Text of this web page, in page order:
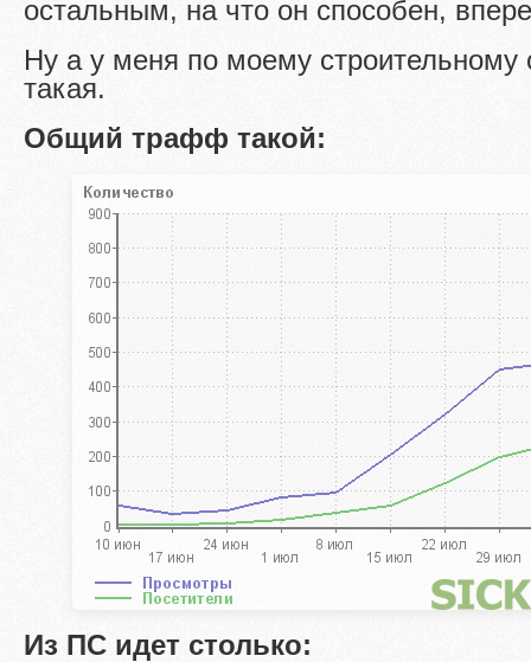
остальным, на что он способен,
Ну а у меня по моему строительному
такая.
Общий трафф такой:
Из ПС идет столько: